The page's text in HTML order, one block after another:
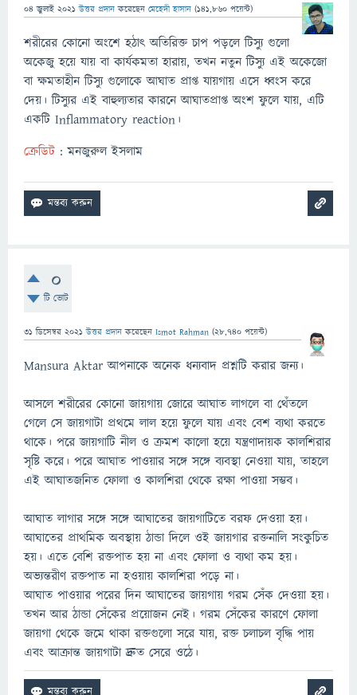
04 জুলাই 2021 উত্তর প্রদান করেছেন মেহেদী হাসান (141,860 পয়েন্ট)
শরীরের কোনো অংশে হঠাৎ অতিরিক্ত চাপ পড়লে টিস্যু গুলো
অকেজু হয়ে যায় বা কার্যকমতা হারায়, তখন নতুন টিস্যু এই অকেজো
বা ক্ষমতাহীন টিস্যু গুলোকে আঘাত প্রাপ্ত যায়গায় এসে ধ্বংস করে
দেয়। টিস্যুর এই বাহুল্যতার কারনে আঘাতপ্রাপ্ত অংশ ফুলে যায়, এটি
একটি Inflammatory reaction।
ক্রেডিট : মনজুরুল ইসলাম
0
টি ভোট
31 ডিসেম্বর 2021 উত্তর প্রদান করেছেন Ismot Rahman (28,740 পয়েন্ট)
Mansura Aktar আপনাকে অনেক ধন্যবাদ প্রশ্নটি করার জন্য।
আসলে শরীরের কোনো জায়গায় জোরে আঘাত লাগলে বা থেঁতলে
গেলে সে জায়গাটা প্রথমে লাল হয়ে ফুলে যায় এবং বেশ ব্যথা করতে
থাকে। পরে জায়গাটি নীল ও ক্রমশ কালো হয়ে যন্ত্রণাদায়ক কালশিরার
সৃষ্টি করে। পরে আঘাত পাওয়ার সঙ্গে সঙ্গে ব্যবস্থা নেওয়া যায়, তাহলে
এই আঘাতজনিত ফোলা ও কালশিরা থেকে রক্ষা পাওয়া সম্ভব।
আঘাত লাগার সঙ্গে সঙ্গে আঘাতের জায়গাটিতে বরফ দেওয়া হয়।
আঘাতের প্রাথমিক অবস্থায় ঠান্ডা দিলে ওই জায়গার রক্তনালি সংকুচিত
হয়। এতে বেশি রক্তপাত হয় না এবং ফোলা ও ব্যথা কম হয়।
অভ্যন্তরীণ রক্তপাত না হওয়ায় কালশিরা পড়ে না।
আঘাত পাওয়ার পরের দিন আঘাতের জায়গায় গরম সেঁক দেওয়া হয়।
তখন আর ঠান্ডা সেঁকের প্রয়োজন নেই। গরম সেঁকের কারণে ফোলা
জায়গা থেকে জমে থাকা রক্তগুলো সরে যায়, রক্ত চলাচল বৃদ্ধি পায়
এবং আক্রান্ত জায়গাটা দ্রুত সেরে ওঠে।